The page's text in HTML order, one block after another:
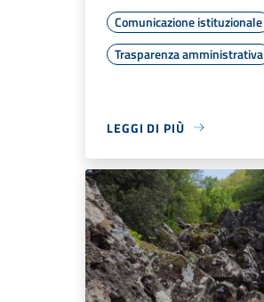
Comunicazione istituzionale
Trasparenza amministrativa
LEGGI DI PIÙ